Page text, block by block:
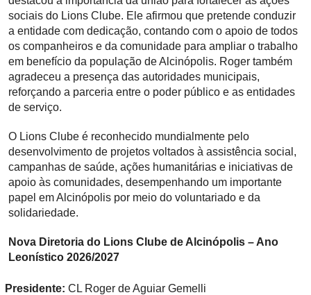
sociais do Lions Clube. Ele afirmou que pretende conduzir
a entidade com dedicação, contando com o apoio de todos
os companheiros e da comunidade para ampliar o trabalho
em benefício da população de Alcinópolis. Roger também
agradeceu a presença das autoridades municipais,
reforçando a parceria entre o poder público e as entidades
de serviço.
O Lions Clube é reconhecido mundialmente pelo
desenvolvimento de projetos voltados à assistência social,
campanhas de saúde, ações humanitárias e iniciativas de
apoio às comunidades, desempenhando um importante
papel em Alcinópolis por meio do voluntariado e da
solidariedade.
Nova Diretoria do Lions Clube de Alcinópolis – Ano
Leonístico 2026/2027
Presidente: CL Roger de Aguiar Gemelli